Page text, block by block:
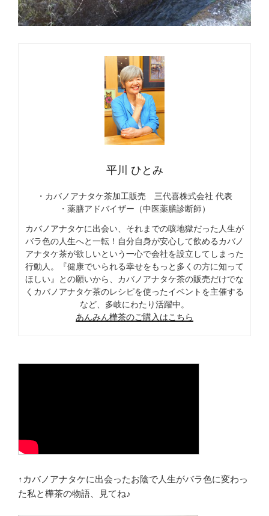
平川 ひとみ
・カバノアナタケ茶加工販売 三代喜株式会社 代表
・薬膳アドバイザー（中医薬膳診断師）
カバノアナタケに出会い、それまでの咳地獄だった人生が
バラ色の人生へと一転！自分自身が安心して飲めるカバノ
アナタケ茶が欲しいという一心で会社を設立してしまった
行動人。『健康でいられる幸せをもっと多くの方に知って
ほしい』との願いから、カバノアナタケ茶の販売だけでな
くカバノアナタケ茶のレシピを使ったイベントを主催する
など、多岐にわたり活躍中。
あんみん樺茶のご購入はこちら
↑カバノアナタケに出会ったお陰で人生がバラ色に変わっ
た私と樺茶の物語、見てね♪